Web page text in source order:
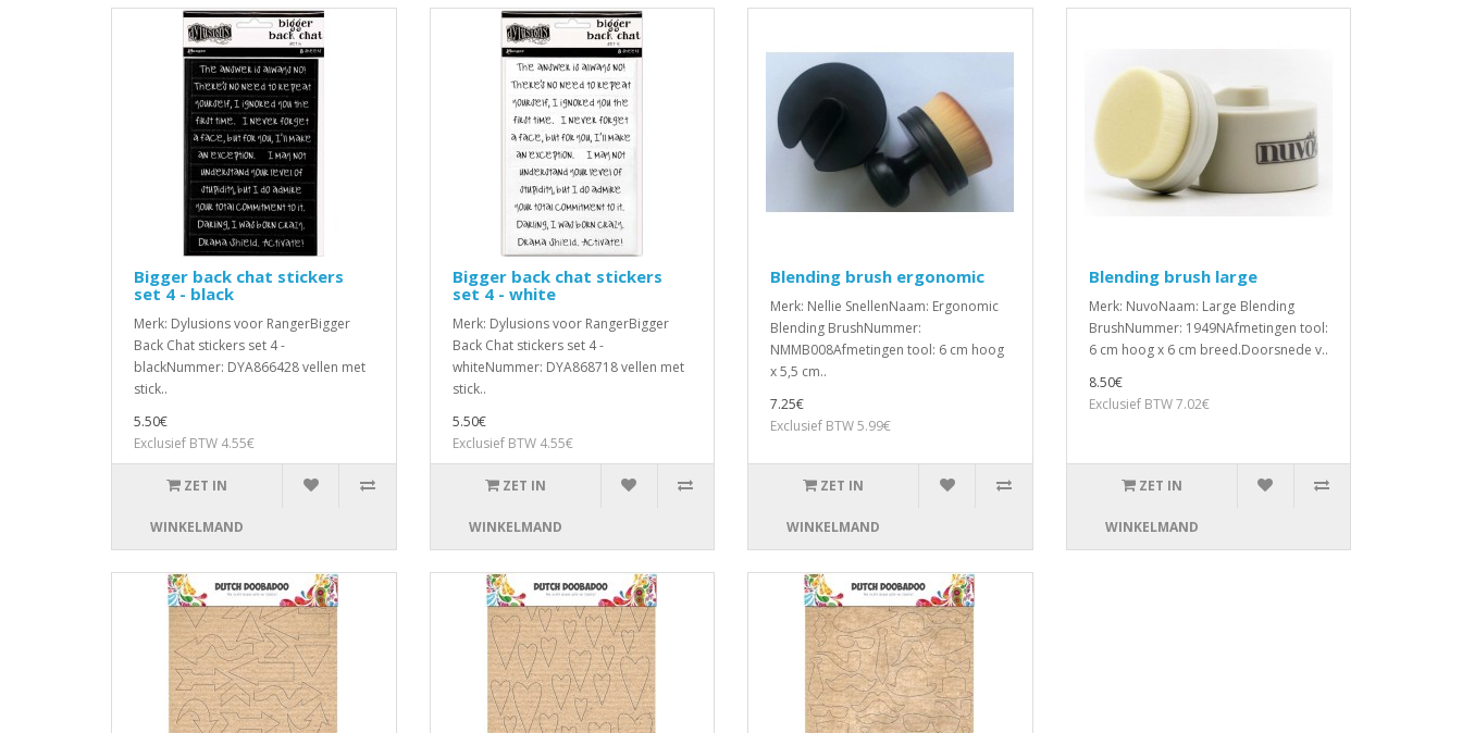
Bigger back chat stickers
set 4 - black
Merk: Dylusions voor RangerBigger
Back Chat stickers set 4 -
blackNummer: DYA866428 vellen met
stick..
5.50€
Exclusief BTW 4.55€
ZET IN
WINKELMAND
Bigger back chat stickers
set 4 - white
Merk: Dylusions voor RangerBigger
Back Chat stickers set 4 -
whiteNummer: DYA868718 vellen met
stick..
5.50€
Exclusief BTW 4.55€
ZET IN
WINKELMAND
Blending brush ergonomic
Merk: Nellie SnellenNaam: Ergonomic
Blending BrushNummer:
NMMB008Afmetingen tool: 6 cm hoog
x 5,5 cm..
7.25€
Exclusief BTW 5.99€
ZET IN
WINKELMAND
Blending brush large
Merk: NuvoNaam: Large Blending
BrushNummer: 1949NAfmetingen tool:
6 cm hoog x 6 cm breed.Doorsnede v..
8.50€
Exclusief BTW 7.02€
ZET IN
WINKELMAND